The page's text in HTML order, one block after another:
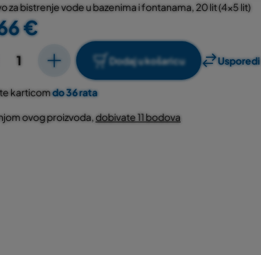
za bistrenje vode u bazenima i fontanama, 20 lit (4x5 lit)
€
Dodaj u košaricu Usporedi
karticomdo 36 rata
ovog proizvoda,dobivate 11 bodova